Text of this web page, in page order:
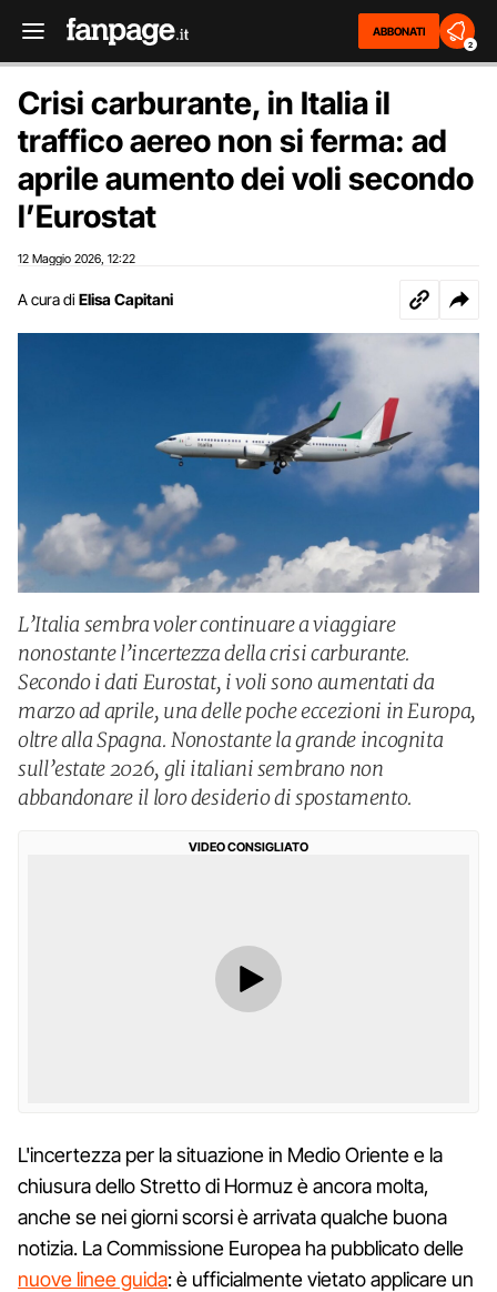
ABBONATI
2
Crisi carburante, in Italia il
traffico aereo non si ferma: ad
aprile aumento dei voli secondo
l’Eurostat
12 Maggio 2026 12:22
A cura di Elisa Capitani
L’Italia sembra voler continuare a viaggiare
nonostante l’incertezza della crisi carburante.
Secondo i dati Eurostat, i voli sono aumentati da
marzo ad aprile, una delle poche eccezioni in Europa,
oltre alla Spagna. Nonostante la grande incognita
sull’estate 2026, gli italiani sembrano non
abbandonare il loro desiderio di spostamento.
VIDEO CONSIGLIATO
L'incertezza per la situazione in Medio Oriente e la
chiusura dello Stretto di Hormuz è ancora molta,
anche se nei giorni scorsi è arrivata qualche buona
notizia. La Commissione Europea ha pubblicato delle
nuove linee guida: è ufficialmente vietato applicare un